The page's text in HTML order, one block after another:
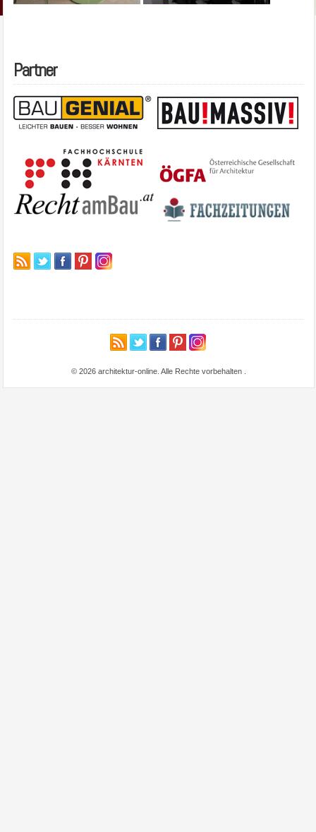
Partner
© 2026 architektur-online. Alle Rechte vorbehalten .